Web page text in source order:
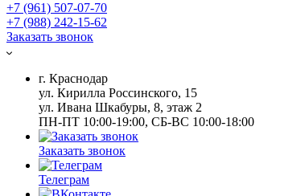
+7 (961) 507-07-70
+7 (988) 242-15-62
Заказать звонок
г. Краснодар
ул. Кирилла Россинского, 15
ул. Ивана Шкабуры, 8, этаж 2
ПН-ПТ 10:00-19:00, СБ-ВС 10:00-18:00
Заказать звонок
Телеграм